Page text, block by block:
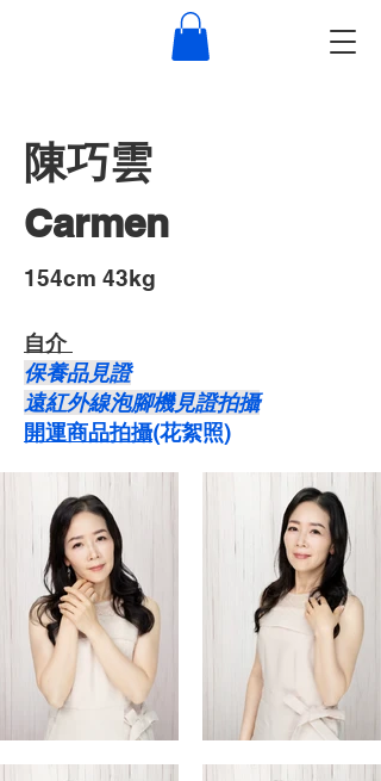
陳巧雲
Carmen
​154cm 43kg
自介 ​
保養品見證
遠紅外線泡腳機見證拍攝
開運商品拍攝​(花絮照)